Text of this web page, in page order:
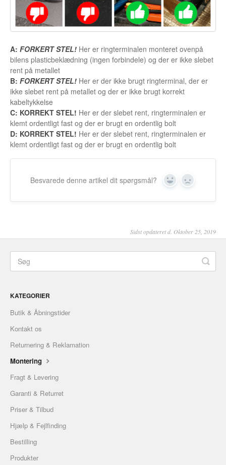
A: FORKERT STEL! Her er ringterminalen monteret ovenpå
bilens plasticbeklædning (ingen forbindele) og der er ikke slebet
rent på metallet
B: FORKERT STEL! Her er der ikke brugt ringterminal, der er
ikke slebet rent på metallet og der er ikke brugt korrekt
kabeltykkelse
C: KORREKT STEL! Her er der slebet rent, ringterminalen er
klemt ordentligt fast og der er brugt en ordentlig bolt
D: KORREKT STEL! Her er der slebet rent, ringterminalen er
klemt ordentligt fast og der er brugt en ordentlig bolt
Besvarede denne artikel dit spørgsmål? Yes No
Sidst opdateret d. Oktober 25, 2019
KATEGORIER
Butik & Åbningstider
Kontakt os
Returnering & Reklamation
Montering
Fragt & Levering
Garanti & Returret
Priser & Tilbud
Hjælp & Fejlfinding
Bestilling
Produkter